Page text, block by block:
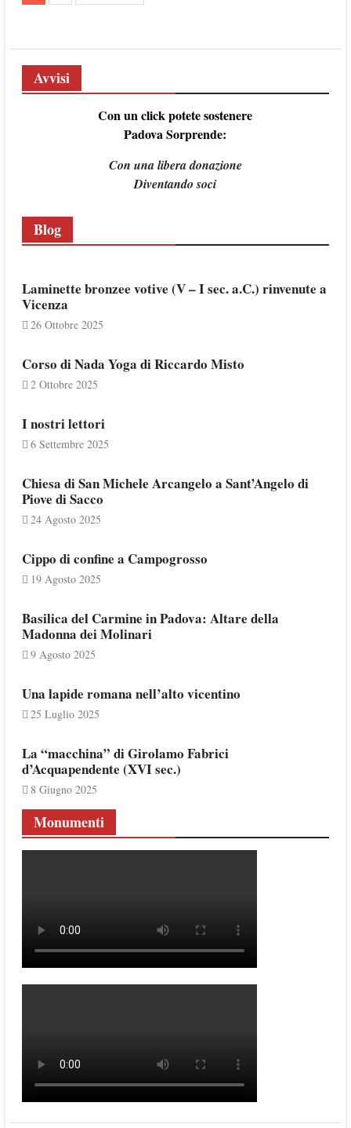
Avvisi
Con un click potete sostenere
Padova Sorprende:
Con una libera donazione
Diventando soci
Blog
Laminette bronzee votive (V – I sec. a.C.) rinvenute a
Vicenza
26 Ottobre 2025
Corso di Nada Yoga di Riccardo Misto
2 Ottobre 2025
I nostri lettori
6 Settembre 2025
Chiesa di San Michele Arcangelo a Sant’Angelo di
Piove di Sacco
24 Agosto 2025
Cippo di confine a Campogrosso
19 Agosto 2025
Basilica del Carmine in Padova: Altare della
Madonna dei Molinari
9 Agosto 2025
Una lapide romana nell’alto vicentino
25 Luglio 2025
La “macchina” di Girolamo Fabrici
d’Acquapendente (XVI sec.)
8 Giugno 2025
Monumenti